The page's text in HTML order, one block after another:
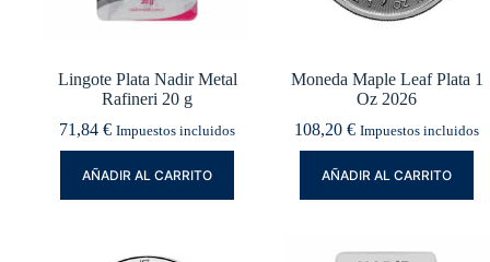
Lingote Plata Nadir Metal
Rafineri 20 g
71,84 € Impuestos incluidos
AÑADIR AL CARRITO
Moneda Maple Leaf Plata 1
Oz 2026
108,20 € Impuestos incluidos
AÑADIR AL CARRITO